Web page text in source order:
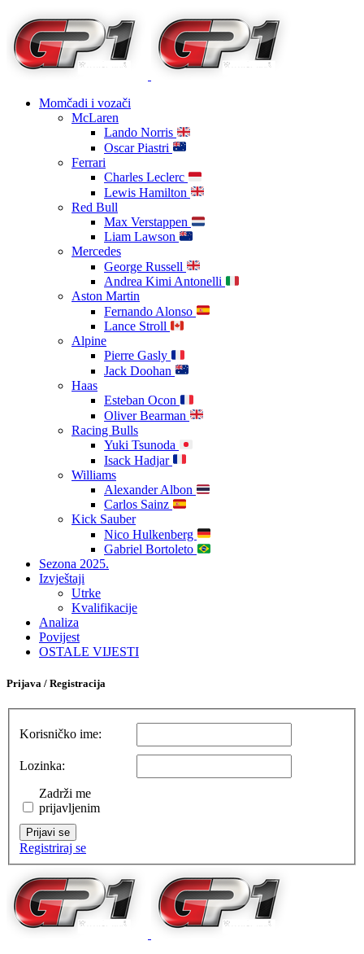
Momčadi i vozači
McLaren
Lando Norris
Oscar Piastri
Ferrari
Charles Leclerc
Lewis Hamilton
Red Bull
Max Verstappen
Liam Lawson
Mercedes
George Russell
Andrea Kimi Antonelli
Aston Martin
Fernando Alonso
Lance Stroll
Alpine
Pierre Gasly
Jack Doohan
Haas
Esteban Ocon
Oliver Bearman
Racing Bulls
Yuki Tsunoda
Isack Hadjar
Williams
Alexander Albon
Carlos Sainz
Kick Sauber
Nico Hulkenberg
Gabriel Bortoleto
Sezona 2025.
Izvještaji
Utrke
Kvalifikacije
Analiza
Povijest
OSTALE VIJESTI
Prijava / Registracija
Korisničko ime:
Lozinka:
Zadrži me
prijavljenim
Prijavi se
Registriraj se